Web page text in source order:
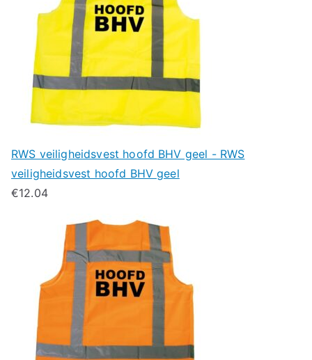
RWS veiligheidsvest hoofd BHV geel - RWS
veiligheidsvest hoofd BHV geel
€12.04